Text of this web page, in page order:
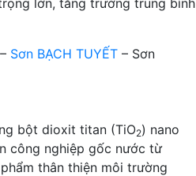
– Sơn BẠCH TUYẾT – Sơn
bột dioxit titan (TiO2) nano
công nghiệp gốc nước từ
thân thiện môi trường